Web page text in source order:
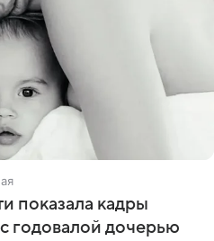
показала кадры
годовалой дочерью